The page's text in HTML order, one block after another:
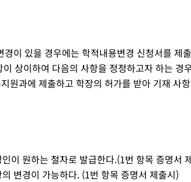
이 있을 경우에는 학적내용변경 신청서를 제
상이하여 다음의 사항을 정정하고자 하는
원과에 제출하고 학장의 허가를 받아 기재 사
이 원하는 철자로 발급한다.(1번 항목 증명서
변경이 가능하다. (1번 항목 증명서 제출시)